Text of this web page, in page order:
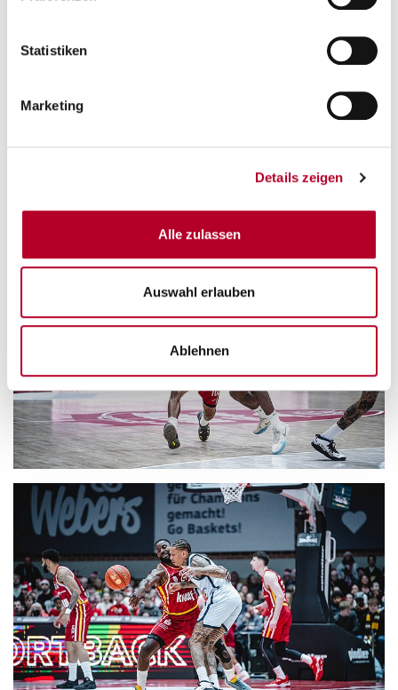
Statistiken
Marketing
Details zeigen
Alle zulassen
Auswahl erlauben
Ablehnen